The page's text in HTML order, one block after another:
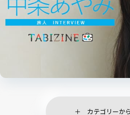
カテゴリーか